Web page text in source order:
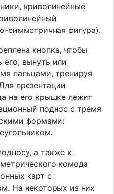
криволинейные
симметричная фигура).
кнопка, чтобы
его, вынуть или
пальцами, тренируя
презентации
на его крышке лежит
поднос с тремя
формами:
а также к
комода
карт с
На некоторых из них